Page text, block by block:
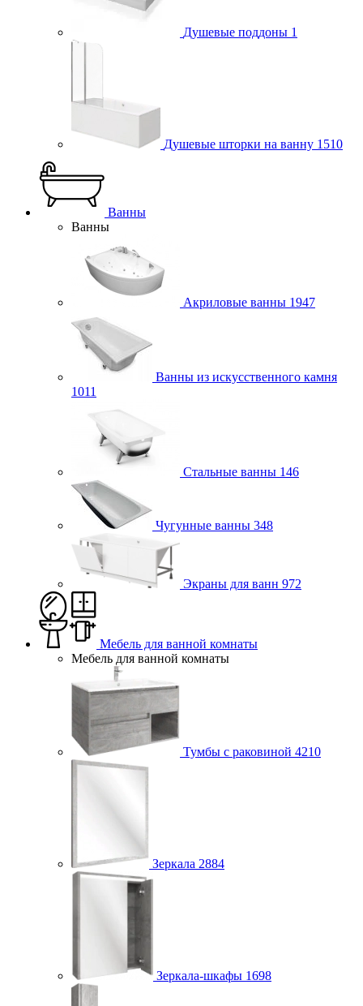
Душевые поддоны 1
Душевые шторки на ванну 1510
Ванны
Ванны
Акриловые ванны 1947
Ванны из искусственного камня
1011
Стальные ванны 146
Чугунные ванны 348
Экраны для ванн 972
Мебель для ванной комнаты
Мебель для ванной комнаты
Тумбы с раковиной 4210
Зеркала 2884
Зеркала-шкафы 1698